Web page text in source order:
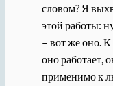
словом? Я
этой работы:
– вот же оно.
оно работает,
применимо к